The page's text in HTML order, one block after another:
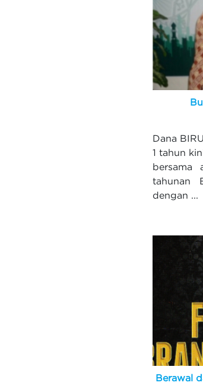
Dana
1 tahun
bersama
tahunan
dengan ...
Berawal